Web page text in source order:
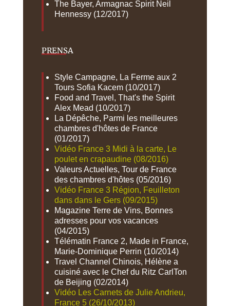
The Bayer, Armagnac Spirit Neil
Hennessy (12/2017)
PRENSA
Style Campagne, La Ferme aux 2
Tours Sofia Kacem (10/2017)
Food and Travel, That's the Spirit
Alex Mead (10/2017)
La Dépêche, Parmi les meilleures
chambres d'hôtes de France
(01/2017)
Vidéo France 3 Midi à la carte, Le
poulet en crapaudine (08/2016)
Valeurs Actuelles, Tour de France
des chambres d'hôtes (05/2016)
Vidéo France 3 Région, Feuilleton
dans dans le Gers (09/2015)
Magazine Terre de Vins, Bonnes
adresses pour vos vacances
(04/2015)
Télématin France 2, Made in France,
Marie-Dominique Perrin (10/2014)
Travel Channel Chinois, Hélène a
cuisiné avec le Chef du Ritz CarlTon
de Beijing (02/2014)
Vidéo Les Carnets de Julie Andrieu,
France 5 (26/10/2013)